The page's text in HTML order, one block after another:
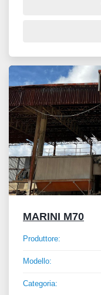
MARINI M70
Produttore:
Modello:
Categoria: